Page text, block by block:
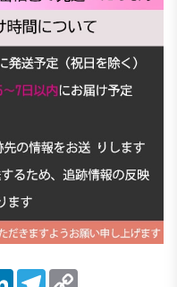
LinkedInTelegram